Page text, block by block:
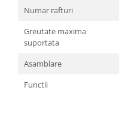
Numar rafturi
Greutate maxima
suportata
Asamblare
Functii